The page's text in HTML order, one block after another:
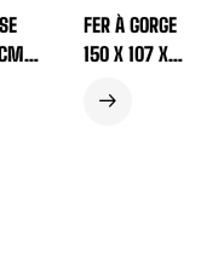
FER À GORGE
150 X 107 X
RAYON 27